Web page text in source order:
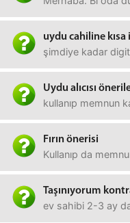
uydu cahiline kısa
şimdiye kadar
Uydu alıcısı
kullanıp memnun
Fırın önerisi
Kullanıp da
Taşınıyorum
ev sahibi 2-3 ay